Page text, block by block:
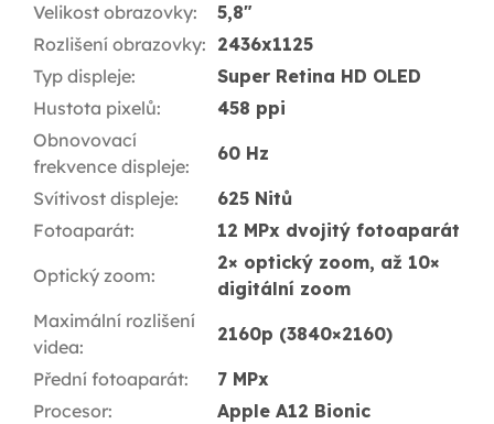
Velikost obrazovky:
5,8"
Rozlišení obrazovky: 2436x1125
Typ displeje:
Super Retina HD OLED
Hustota pixelů:
458 ppi
Obnovovací
frekvence displeje:
60 Hz
Svítivost displeje:
625 Nitů
Fotoaparát: 12 MPx dvojitý fotoaparát
Optický zoom:
2× optický zoom, až 10×
digitální zoom
Maximální rozlišení
videa:
2160p (3840×2160)
Přední fotoaparát:
7 MPx
Procesor:
Apple A12 Bionic